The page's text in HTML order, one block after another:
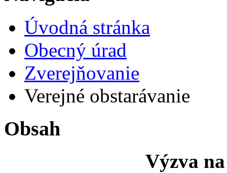
Úvodná stránka
Obecný úrad
Zverejňovanie
Verejné obstarávanie
Obsah
Výzva